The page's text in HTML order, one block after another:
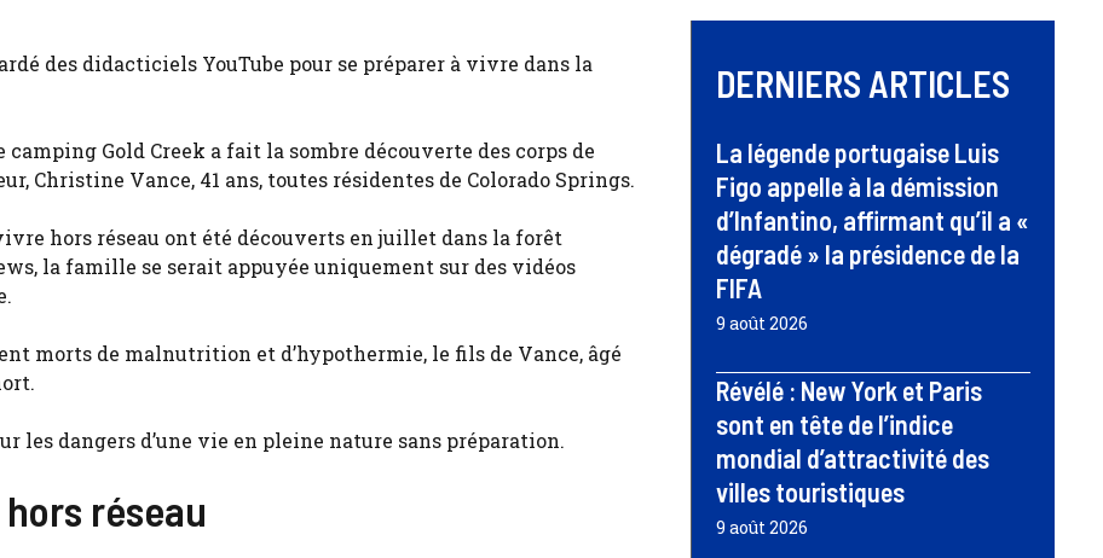
des didacticiels YouTube pour se préparer à vivre dans la
Gold Creek a fait la sombre découverte des corps de
Christine Vance, 41 ans, toutes résidentes de Colorado Springs.
hors réseau ont été découverts en juillet dans la forêt
la famille se serait appuyée uniquement sur des vidéos
morts de malnutrition et d’hypothermie, le fils de Vance, âgé
les dangers d’une vie en pleine nature sans préparation.
réseau
DERNIERS ARTICLES
La légende portugaise Luis
Figo appelle à la démission
d’Infantino, affirmant qu’il a «
dégradé » la présidence de la
FIFA
9 août 2026
Révélé : New York et Paris
sont en tête de l’indice
mondial d’attractivité des
villes touristiques
9 août 2026